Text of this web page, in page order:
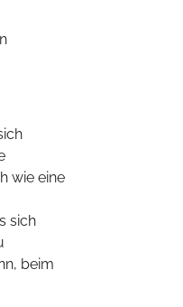
wie eine
sich
beim